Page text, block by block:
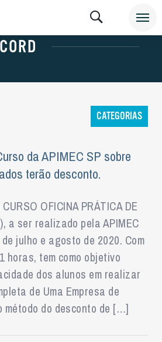
CATEGORIAS
da APIMEC SP sobre
terão desconto.
OFICINA PRÁTICA DE
a ser realizado pela APIMEC
julho e agosto de 2020. Com
horas, tem como objetivo
dos alunos em realizar
de Uma Empresa de
método do desconto de […]